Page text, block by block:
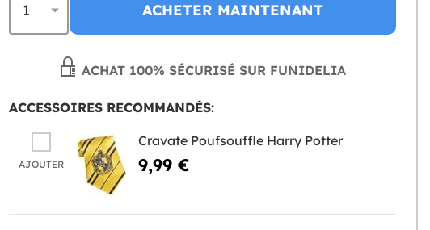
ACHETER MAINTENANT
ACHAT 100% SÉCURISÉ SUR FUNIDELIA
ACCESSOIRES RECOMMANDÉS:
AJOUTER
Cravate Poufsouffle Harry Potter
9,99 €